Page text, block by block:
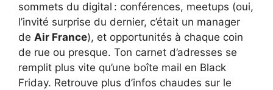
sommets du digital : conférences, meetups (oui,
l’invité surprise du dernier, c’était un manager
de Air France), et opportunités à chaque coin
de rue ou presque. Ton carnet d’adresses se
remplit plus vite qu’une boîte mail en Black
Friday. Retrouve plus d’infos chaudes sur le